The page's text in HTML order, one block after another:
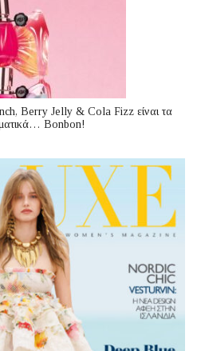
Berry Jelly & Cola Fizz είναι τα
Bonbon!